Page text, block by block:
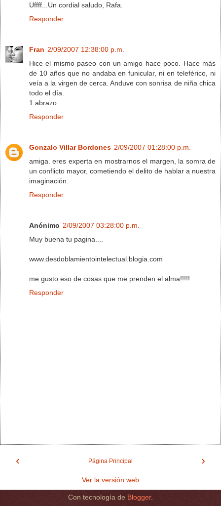
Uffff...Un cordial saludo, Rafa.
Responder
Fran 2/09/2007 12:38:00 p.m.
Hice el mismo paseo con un amigo hace poco. Hace más
de 10 años que no andaba en funicular, ni en teleférico, ni
veía a la virgen de cerca. Anduve con sonrisa de niña chica
todo el día.
1 abrazo
Responder
Gonzalo Villar Bordones 2/09/2007 01:28:00 p.m.
amiga. eres experta en mostrarnos el margen, la somra de
un conflicto mayor, cometiendo el delito de hablar a nuestra
imaginación.
Responder
Anónimo 2/09/2007 03:28:00 p.m.
Muy buena tu pagina....
www.desdoblamientointelectual.blogia.com
me gusto eso de cosas que me prenden el alma!!!!!
Responder
‹ ›
Página Principal
Ver la versión web
Con tecnología de Blogger.